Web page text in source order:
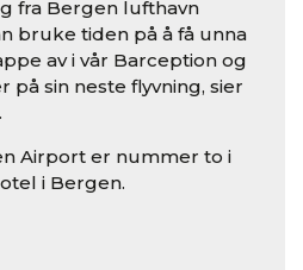
fra Bergen lufthavn
bruke tiden på å få unna
av i vår Barception og
på sin neste flyvning, sier
Airport er nummer to i
i Bergen.